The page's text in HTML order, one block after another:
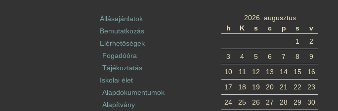
Állásajánlatok
Bemutatkozás
Elérhetőségek
Fogadóóra
Tájékoztatás
Iskolai élet
Alapdokumentumok
Alapítvány
2026. augusztus
h
K s c p s
v
1
2
3
4 5 6 7 8
9
10
11 12 13 14 15
16
17
18 19 20 21 22
23
24
25 26 27 28 29
30